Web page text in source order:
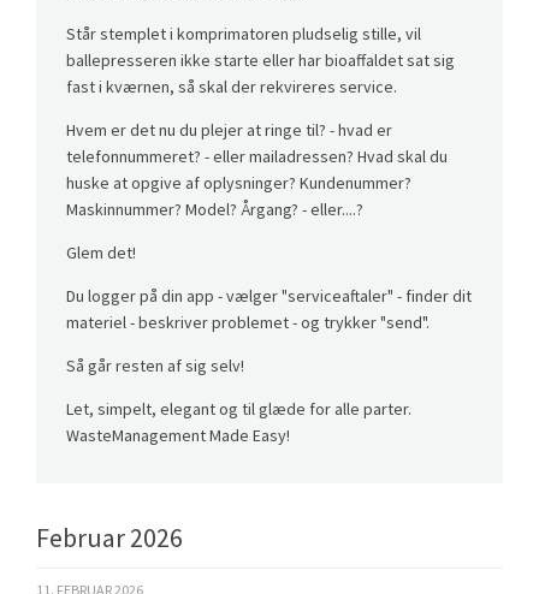
Står stemplet i komprimatoren pludselig stille, vil
ballepresseren ikke starte eller har bioaffaldet sat sig
fast i kværnen, så skal der rekvireres service.
Hvem er det nu du plejer at ringe til? - hvad er
telefonnummeret? - eller mailadressen? Hvad skal du
huske at opgive af oplysninger? Kundenummer?
Maskinnummer? Model? Årgang? - eller....?
Glem det!
Du logger på din app - vælger "serviceaftaler" - finder dit
materiel - beskriver problemet - og trykker "send".
Så går resten af sig selv!
Let, simpelt, elegant og til glæde for alle parter.
WasteManagement Made Easy!
Februar 2026
11. FEBRUAR 2026